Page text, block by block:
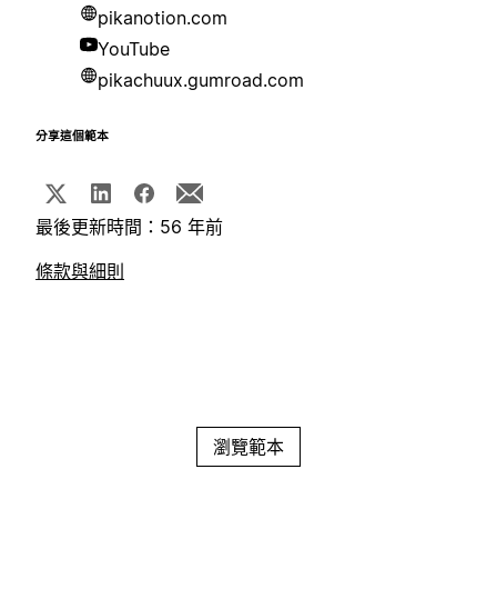
pikanotion.com
YouTube
pikachuux.gumroad.com
分享這個範本
最後更新時間：56 年前
條款與細則
瀏覽範本